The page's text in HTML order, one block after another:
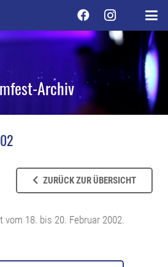
Archiv
ZURÜCK ZUR ÜBERSICHT
18. bis 20. Februar 2002.